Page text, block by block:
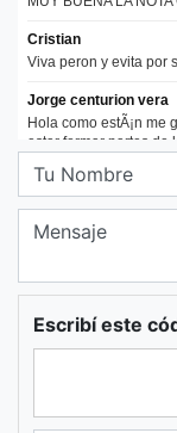
Escribí este